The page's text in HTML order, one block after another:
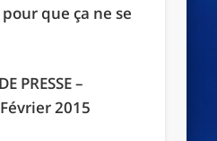
que ça ne se
PRESSE –
2015